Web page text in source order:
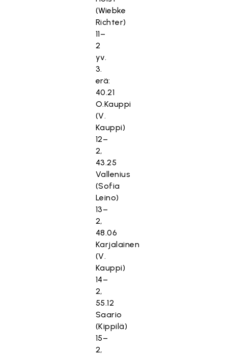
(Wiebke
Richter)
11–
2
yv.
3.
erä:
40.21
O.Kauppi
(V.
Kauppi)
12–
2,
43.25
Vallenius
(Sofia
Leino)
13–
2,
48.06
Karjalainen
(V.
Kauppi)
14–
2,
55.12
Saario
(Kippilä)
15–
2,